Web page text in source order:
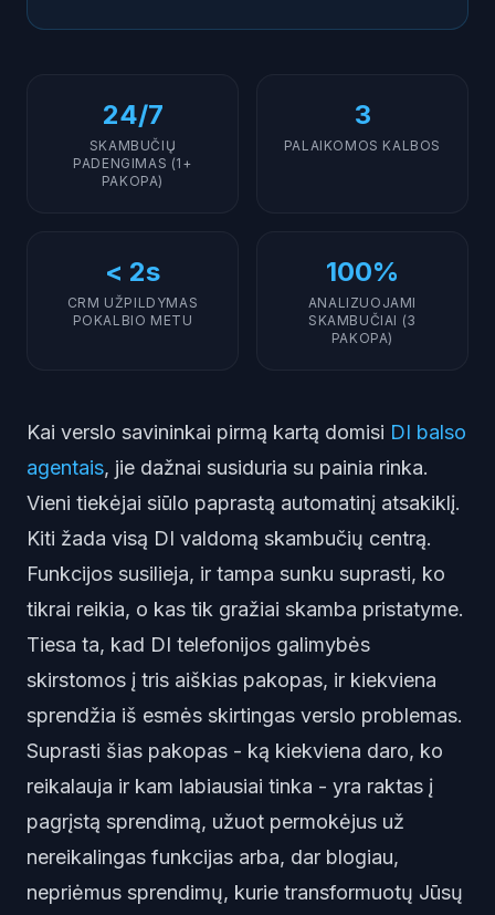
24/7
SKAMBUČIŲ
PADENGIMAS (1+
PAKOPA)
3
PALAIKOMOS KALBOS
< 2s
CRM UŽPILDYMAS
POKALBIO METU
100%
ANALIZUOJAMI
SKAMBUČIAI (3
PAKOPA)
Kai verslo savininkai pirmą kartą domisi DI balso
agentais, jie dažnai susiduria su painia rinka.
Vieni tiekėjai siūlo paprastą automatinį atsakiklį.
Kiti žada visą DI valdomą skambučių centrą.
Funkcijos susilieja, ir tampa sunku suprasti, ko
tikrai reikia, o kas tik gražiai skamba pristatyme.
Tiesa ta, kad DI telefonijos galimybės
skirstomos į tris aiškias pakopas, ir kiekviena
sprendžia iš esmės skirtingas verslo problemas.
Suprasti šias pakopas - ką kiekviena daro, ko
reikalauja ir kam labiausiai tinka - yra raktas į
pagrįstą sprendimą, užuot permokėjus už
nereikalingas funkcijas arba, dar blogiau,
nepriėmus sprendimų, kurie transformuotų Jūsų